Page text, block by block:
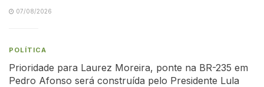
07/08/2026
POLÍTICA
Prioridade para Laurez Moreira, ponte na BR-235 em
Pedro Afonso será construída pelo Presidente Lula